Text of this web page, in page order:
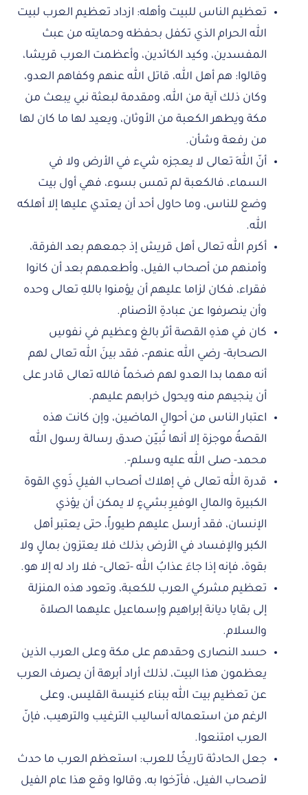
تعظيم الناس للبيت وأهله: ازداد تعظيم العرب لبيت
الله الحرام الذي تكفل بحفظه وحمايته من عبث
المفسدين، وكيد الكائدين، وأعظمت العرب قريشا،
وقالوا: هم أهل الله، قاتل الله عنهم وكفاهم العدو،
وكان ذلك آية من الله، ومقدمة لبعثة نبي يبعث من
مكة ويطهر الكعبة من الأوثان، ويعيد لها ما كان لها
من رفعة وشأن.
أنّ اللهَ تعالى لا يعجزه شيء في الأرض ولا في
السماء، فالكعبة لم تمس بسوء، فهي أول بيت
وضع للناس، وما حاول أحد أن يعتدي عليها إلا أهلكه
الله.
أكرم الله تعالى أهل قريش إذ جمعهم بعد الفرقة،
وأمنهم من أصحاب الفيل، وأطعمهم بعد أن كانوا
فقراء، فكان لزاما عليهم أن يؤمنوا باللهِ تعالى وحده
وأن ينصرفوا عن عبادةِ الأصنام.
كان في هذهِ القصة أثر بالغ وعظيم في نفوسِ
الصحابة- رضي الله عنهم-، فقد بينَ الله تعالى لهم
أنه مهما بدا العدو لهم ضخماً فالله تعالى قادر على
أن ينجيهم منه ويحول خرابهم عليهم.
اعتبار الناس من أحوالِ الماضين، وإن كانت هذه
القصةُ موجزة إلا أنها تُبيّن صدق رسالة رسول الله
محمد- صلى الله عليه وسلم-.
قدرة الله تعالى في إهلاك أصحاب الفيلِ ذَوي القوة
الكبيرة والمالِ الوفيرِ بشيءٍ لا يمكن أن يؤذي
الإنسان، فقد أرسل عليهم طيوراً، حتى يعتبر أهل
الكبر والإفساد في الأرض بذلك فلا يعتزون بمالٍ ولا
بقوة، فإنه إذا جاءَ عذابُ الله -تعالى- فلا راد له إلا هو.
تعظيم مشركي العرب للكعبة، وتعود هذه المنزلة
إلى بقايا ديانة إبراهيم وإسماعيل عليهما الصلاة
والسلام.
حسد النصارى وحقدهم على مكة وعلى العرب الذين
يعظمون هذا البيت، لذلك أراد أبرهة أن يصرف العرب
عن تعظيم بيت الله ببناء كنيسة القليس، وعلى
الرغم من استعماله أساليب الترغيب والترهيب، فإنّ
العرب امتنعوا.
جعل الحادثة تاريخًا للعرب: استعظم العرب ما حدث
لأصحاب الفيل، فأرّخوا به، وقالوا وقع هذا عام الفيل